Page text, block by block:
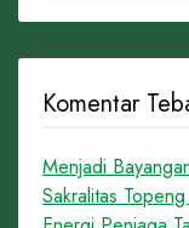
Komentar
Menjadi
Sakralitas